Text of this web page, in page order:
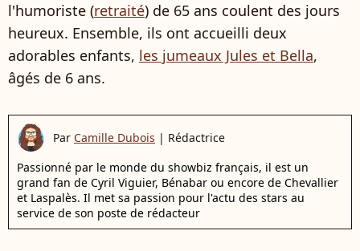
l'humoriste (retraité) de 65 ans coulent des jours
heureux. Ensemble, ils ont accueilli deux
adorables enfants, les jumeaux Jules et Bella,
âgés de 6 ans.
Par Camille Dubois | Rédactrice
Passionné par le monde du showbiz français, il est un
grand fan de Cyril Viguier, Bénabar ou encore de Chevallier
et Laspalès. Il met sa passion pour l'actu des stars au
service de son poste de rédacteur